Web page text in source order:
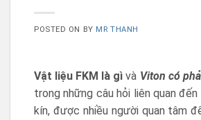
POSTED ON BY MR THANH
Vật liệu FKM là gì và Viton có
trong những câu hỏi liên quan
kín, được nhiều người quan tâm